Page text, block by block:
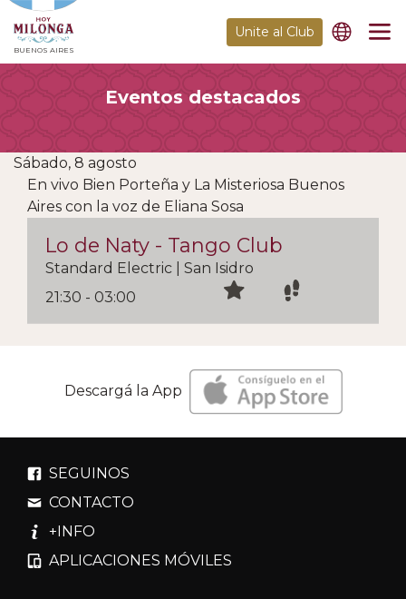
BUENOS AIRES
Unite al Club
Eventos destacados
Sábado, 8 agosto
En vivo Bien Porteña y La Misteriosa Buenos
Aires con la voz de Eliana Sosa
Lo de Naty - Tango Club
Standard Electric | San Isidro
21:30 - 03:00
Descargá la App
SEGUINOS
CONTACTO
+INFO
APLICACIONES MÓVILES